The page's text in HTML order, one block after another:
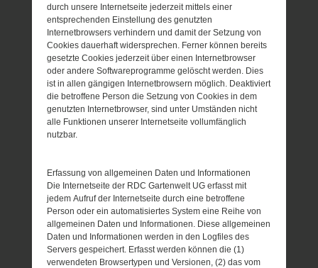
durch unsere Internetseite jederzeit mittels einer
entsprechenden Einstellung des genutzten
Internetbrowsers verhindern und damit der Setzung von
Cookies dauerhaft widersprechen. Ferner können bereits
gesetzte Cookies jederzeit über einen Internetbrowser
oder andere Softwareprogramme gelöscht werden. Dies
ist in allen gängigen Internetbrowsern möglich. Deaktiviert
die betroffene Person die Setzung von Cookies in dem
genutzten Internetbrowser, sind unter Umständen nicht
alle Funktionen unserer Internetseite vollumfänglich
nutzbar.
Erfassung von allgemeinen Daten und Informationen
Die Internetseite der RDC Gartenwelt UG erfasst mit
jedem Aufruf der Internetseite durch eine betroffene
Person oder ein automatisiertes System eine Reihe von
allgemeinen Daten und Informationen. Diese allgemeinen
Daten und Informationen werden in den Logfiles des
Servers gespeichert. Erfasst werden können die (1)
verwendeten Browsertypen und Versionen, (2) das vom